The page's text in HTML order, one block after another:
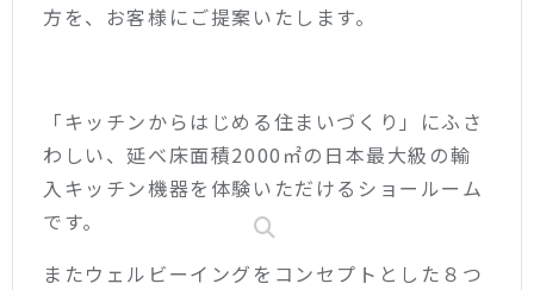
方を、お客様にご提案いたします。
「キッチンからはじめる住まいづくり」にふさ
わしい、延べ床面積2000㎡の日本最大級の輸
入キッチン機器を体験いただけるショールーム
です。
またウェルビーイングをコンセプトとした８つ